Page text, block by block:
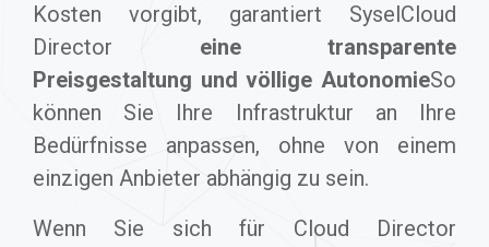
Kosten vorgibt, garantiert SyselCloud
Director eine transparente
Preisgestaltung und völlige AutonomieSo
können Sie Ihre Infrastruktur an Ihre
Bedürfnisse anpassen, ohne von einem
einzigen Anbieter abhängig zu sein.
Wenn Sie sich für Cloud Director